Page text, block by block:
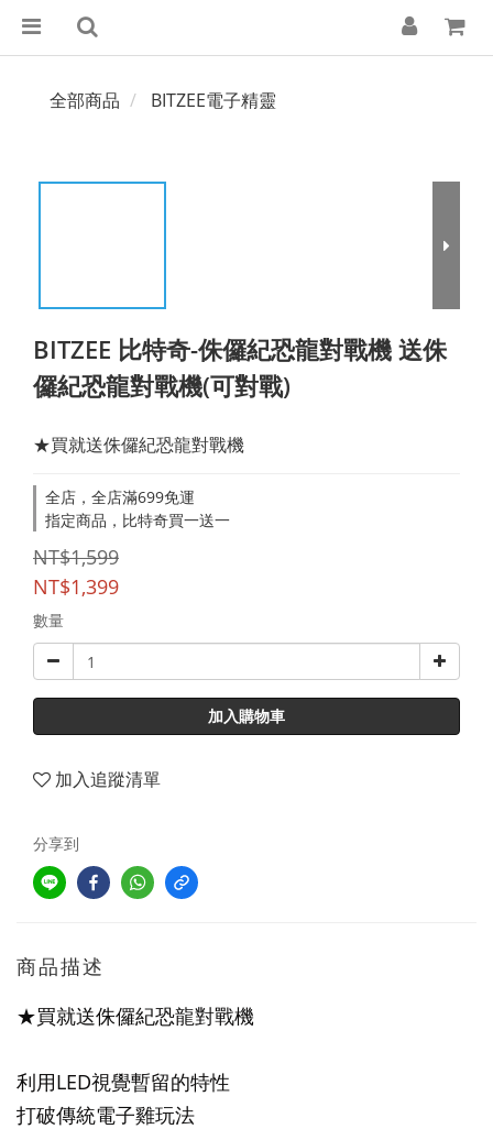
全部商品 BITZEE電子精靈
BITZEE 比特奇-侏儸紀恐龍對戰機 送侏
儸紀恐龍對戰機(可對戰)
★買就送侏儸紀恐龍對戰機
全店，全店滿699免運
指定商品，比特奇買一送一
NT$1,599
NT$1,399
數量
加入購物車
加入追蹤清單
分享到
商品描述
★買就送侏儸紀恐龍對戰機
利用LED視覺暫留的特性
打破傳統電子雞玩法